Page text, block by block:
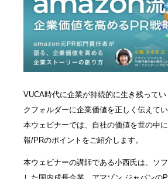
VUCA時代に企業が持続的に生き残って
クフォルダーに企業価値を正しく伝えて
本ウェビナーでは、自社の価値を世の中
報/PRのポイントをご紹介します。
本ウェビナーの講師である小西氏は、ソ